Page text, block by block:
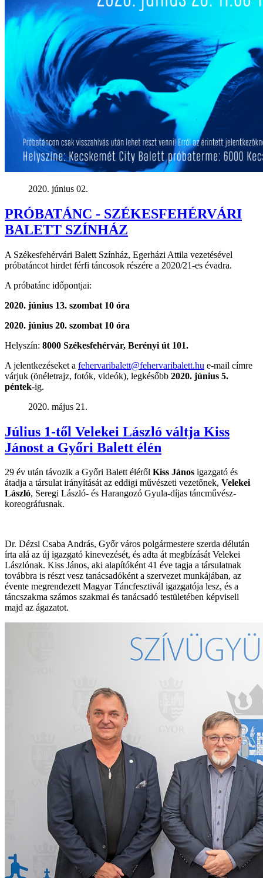
2020. június 02.
PRÓBATÁNC - SZÉKESFEHÉRVÁRI
BALETT SZÍNHÁZ
A Székesfehérvári Balett Színház, Egerházi Attila vezetésével
próbatáncot hirdet férfi táncosok részére a 2020/21-es évadra.
A próbatánc időpontjai:
2020. június 13. szombat 10 óra
2020. június 20. szombat 10 óra
Helyszín: 8000 Székesfehérvár, Berényi út 101.
A jelentkezéseket a fehervaribalett@fehervaribalett.hu e-mail címre
várjuk (önéletrajz, fotók, videók), legkésőbb 2020. június 5.
péntek-ig.
2020. május 21.
Július 1-től Velekei László váltja Kiss
Jánost a Győri Balett élén
29 év után távozik a Győri Balett éléről Kiss János igazgató és
átadja a társulat irányítását az eddigi művészeti vezetőnek, Velekei
László, Seregi László- és Harangozó Gyula-díjas táncművész-
koreográfusnak.
Dr. Dézsi Csaba András, Győr város polgármestere szerda délután
írta alá az új igazgató kinevezését, és adta át megbízását Velekei
Lászlónak. Kiss János, aki alapítóként 41 éve tagja a társulatnak
továbbra is részt vesz tanácsadóként a szervezet munkájában, az
évente megrendezett Magyar Táncfesztivál igazgatója lesz, és a
táncszakma számos szakmai és tanácsadó testületében képviseli
majd az ágazatot.